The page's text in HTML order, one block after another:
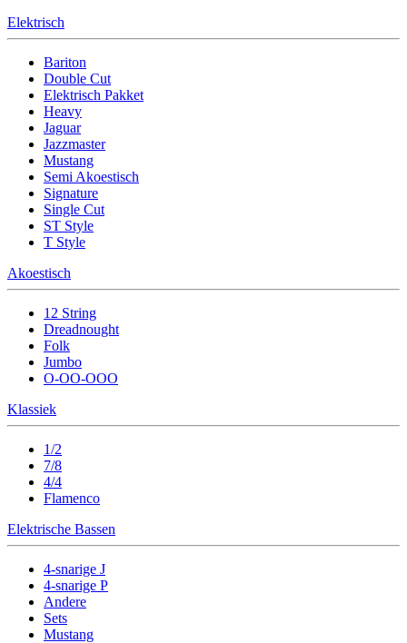
Elektrisch
Bariton
Double Cut
Elektrisch Pakket
Heavy
Jaguar
Jazzmaster
Mustang
Semi Akoestisch
Signature
Single Cut
ST Style
T Style
Akoestisch
12 String
Dreadnought
Folk
Jumbo
O-OO-OOO
Klassiek
1/2
7/8
4/4
Flamenco
Elektrische Bassen
4-snarige J
4-snarige P
Andere
Sets
Mustang